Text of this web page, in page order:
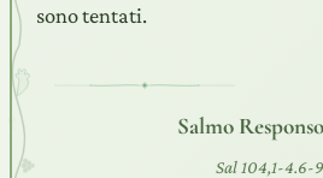
sono tentati.
Salmo
Sal 104,1-4.6-9